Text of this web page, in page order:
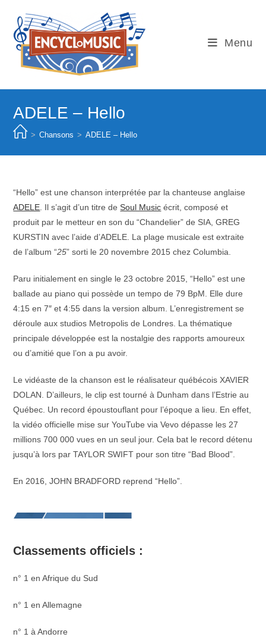
content
Menu
ADELE – Hello
> Chansons > ADELE – Hello
“Hello” est une chanson interprétée par la chanteuse anglaise
ADELE . Il s’agit d’un titre deSoul Music écrit, composé et
produit par le metteur en son du “Chandelier” de SIA, GREG
KURSTIN avec l’aide d’ADELE. La plage musicale est extraite
de l’album “25” sorti le 20 novembre 2015 chez Columbia.
Paru initialement en single le 23 octobre 2015, “Hello” est une
ballade au piano qui possède un tempo de 79 BpM. Elle dure
4:15 en 7″ et 4:55 dans la version album. L’enregistrement se
déroule aux studios Metropolis de Londres. La thématique
principale développée est la nostalgie des rapports amoureux
ou d’amitié que l’on a pu avoir.
Le vidéaste de la chanson est le réalisateur québécois XAVIER
DOLAN. D’ailleurs, le clip est tourné à Dunham dans l’Estrie au
Québec. Un record époustouflant pour l’époque a lieu. En effet,
la vidéo officielle mise sur YouTube via Vevo dépasse les 27
millions 700 000 vues en un seul jour. Cela bat le record détenu
jusqu’à lors par TAYLOR SWIFT pour son titre “Bad Blood”.
En 2016, JOHN BRADFORD reprend “Hello”.
Classements officiels :
n° 1 en Afrique du Sud
n° 1 en Allemagne
n° 1 à Andorre